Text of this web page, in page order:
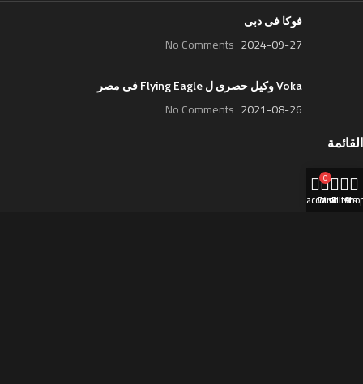
فوكا فى دبى
2024-09-27
No Comments
Voka وكيل حصرى ل Flying Eagle فى مصر
2021-08-26
No Comments
القائمة
الرئيسية
المتجر
مقالات
Filters
Wishlist
0
Cart
My account